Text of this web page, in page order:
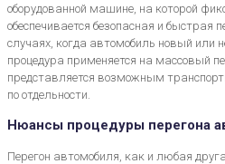
оборудованной машине, на которой
обеспечивается безопасная и быстрая
случаях, когда автомобиль новый или
процедура применяется на массовый
представляется возможным
по отдельности.
Нюансы процедуры перегона
Перегон автомобиля, как и любая